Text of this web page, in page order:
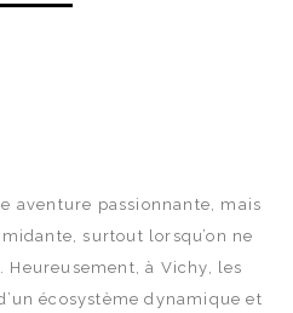
aventure passionnante, mais
surtout lorsqu’on ne
Heureusement, à Vichy, les
écosystème dynamique et